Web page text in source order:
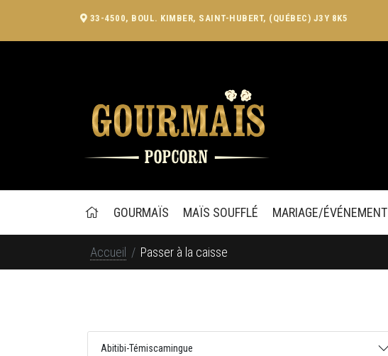
33-4500, BOUL. KIMBER, SAINT-HUBERT, (QUÉBEC) J3Y 8K5
GOURMAÏS MAÏS SOUFFLÉ MARIAGE/ÉVÉNEMENT
Accueil Passer à la caisse
Abitibi-Témiscamingue